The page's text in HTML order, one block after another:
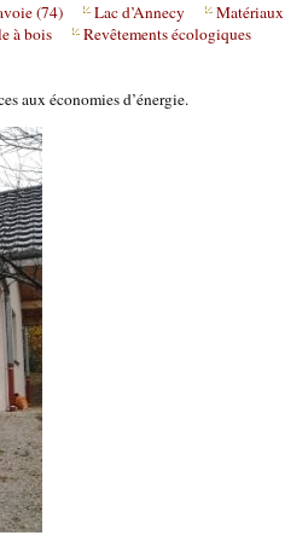
(74) Lac d’Annecy
Matériaux
à bois
Revêtements écologiques
aux économies d’énergie.